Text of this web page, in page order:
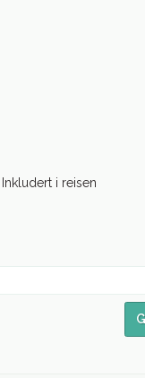
Inkludert i reisen